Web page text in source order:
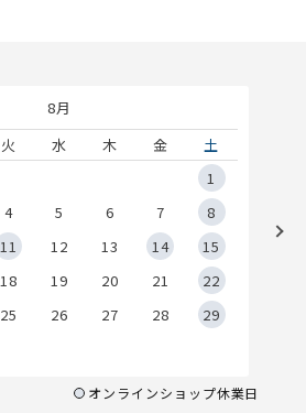
8月
火 水 木 金
土
1
4 5 6 7
8
11 12 13 14
15
18 19 20 21
22
25 26 27 28
29
オンラインショップ休業日